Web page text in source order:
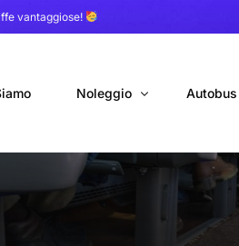
vantaggiose!
Noleggio
Autobus con conducente
Noleggio autobus Tour
Navetta